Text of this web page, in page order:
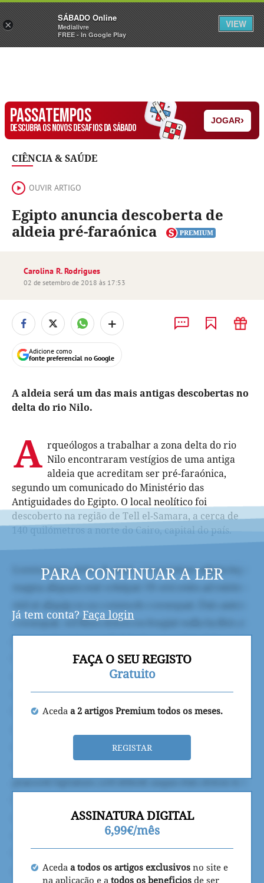
Sábado Assine Iniciar Sessão
PASSATEMPOS
DESCUBRA OS NOVOS DESAFIOS DA SÁBADO
JOGAR›
CIÊNCIA & SAÚDE
OUVIR ARTIGO
Egipto anuncia descoberta de
aldeia pré-faraónica
Carolina R. Rodrigues
02 de setembro de 2018 às 17:53
+
Adicione como
fonte preferencial no Google
A aldeia será um das mais antigas descobertas no
delta do rio Nilo.
A rqueólogos a trabalhar a zona delta do rio
Nilo encontraram vestígios de uma antiga
aldeia que acreditam ser pré-faraónica,
segundo um comunicado do Ministério das
Antiguidades do Egipto. O local neolítico foi
descoberto na região de Tell el-Samara, a cerca de
140 quilómetros a norte do Cairo, capital do país.
PARA CONTINUAR A LER
Já tem conta? Faça login
FAÇA O SEU REGISTO
Gratuito
Aceda a 2 artigos Premium todos os meses.
REGISTAR
ASSINATURA DIGITAL
6,99€/mês
Aceda a todos os artigos exclusivos no site e
na aplicação e a todos os beneficios de ser
×
SÁBADO Online
Medialivre
FREE - In Google Play
VIEW